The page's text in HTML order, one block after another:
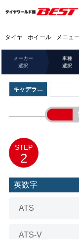
タイヤ ホイール メニュー
メーカー
選択
車種
選択
キャデラッ
STEP
2
英数字
ATS
ATS-V